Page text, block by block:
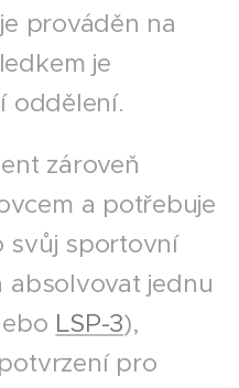
prováděn na
je
oddělení.
zároveň
a potřebuje
svůj sportovní
absolvovat jednu
LSP-3),
pro